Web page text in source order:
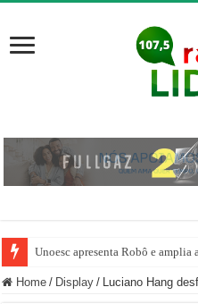
Unoesc apresenta Robô e
Home / Display / Luciano Hang